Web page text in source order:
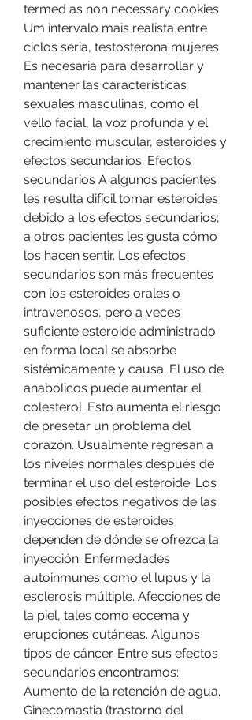
termed as non necessary cookies.
Um intervalo mais realista entre
ciclos seria, testosterona mujeres.
Es necesaria para desarrollar y
mantener las características
sexuales masculinas, como el
vello facial, la voz profunda y el
crecimiento muscular, esteroides y
efectos secundarios. Efectos
secundarios A algunos pacientes
les resulta difícil tomar esteroides
debido a los efectos secundarios;
a otros pacientes les gusta cómo
los hacen sentir. Los efectos
secundarios son más frecuentes
con los esteroides orales o
intravenosos, pero a veces
suficiente esteroide administrado
en forma local se absorbe
sistémicamente y causa. El uso de
anabólicos puede aumentar el
colesterol. Esto aumenta el riesgo
de presetar un problema del
corazón. Usualmente regresan a
los niveles normales después de
terminar el uso del esteroide. Los
posibles efectos negativos de las
inyecciones de esteroides
dependen de dónde se ofrezca la
inyección. Enfermedades
autoinmunes como el lupus y la
esclerosis múltiple. Afecciones de
la piel, tales como eccema y
erupciones cutáneas. Algunos
tipos de cáncer. Entre sus efectos
secundarios encontramos:
Aumento de la retención de agua.
Ginecomastia (trastorno del